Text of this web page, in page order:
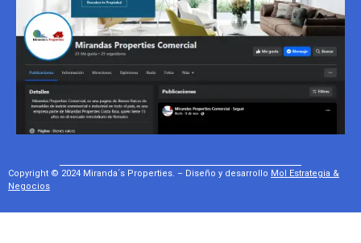
Copyright © 2024 Miranda´s Properties. – Diseño y desarrollo Mol Estrategia &
Negocios